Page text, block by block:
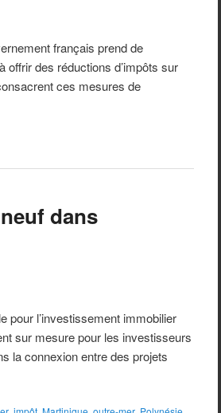
français prend de
des réductions d’impôts sur
ces mesures de
dans
pour l’investissement immobilier
sur mesure pour les investisseurs
la connexion entre des projets